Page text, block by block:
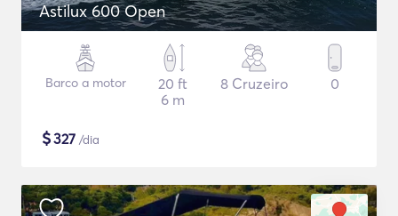
Astilux 600 Open
Barco a motor
20 ft
6 m
8 Cruzeiro 0
$327 /dia